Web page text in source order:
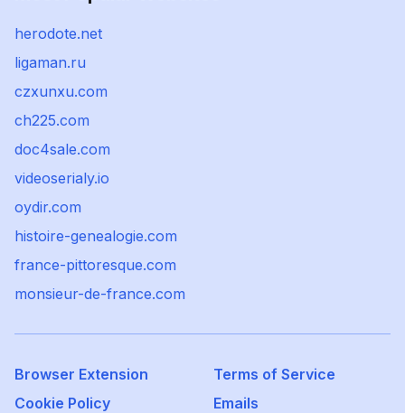
herodote.net
ligaman.ru
czxunxu.com
ch225.com
doc4sale.com
videoserialy.io
oydir.com
histoire-genealogie.com
france-pittoresque.com
monsieur-de-france.com
Browser Extension
Terms of Service
Cookie Policy
Emails